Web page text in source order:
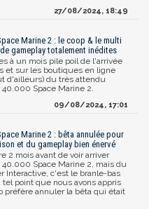
27/08/2024, 18:49
Marine 2 : le coop & le multi
gameplay totalement inédites
à un mois pile poil de l'arrivée
et sur les boutiques en ligne
d'ailleurs) du très attendu
Space Marine 2.
09/08/2024, 17:01
Marine 2 : bêta annulée pour
et du gameplay bien énervé
2 mois avant de voir arriver
Space Marine 2, mais du
Interactive, c'est le branle-bas
tel point que nous avons appris
préfère annuler la bêta qui était